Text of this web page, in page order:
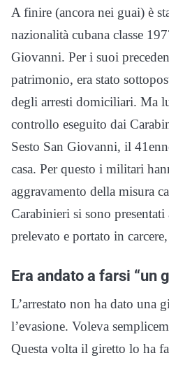
A finire (ancora nei guai) è
nazionalità cubana classe
Giovanni. Per i suoi
patrimonio, era stato
degli arresti domiciliari. Ma
controllo eseguito dai
Sesto San Giovanni, il
casa. Per questo i militari
aggravamento della misura
Carabinieri si sono presentati
prelevato e portato in
Era andato a farsi “un
L’arrestato non ha dato una
l’evasione. Voleva
Questa volta il giretto lo ha